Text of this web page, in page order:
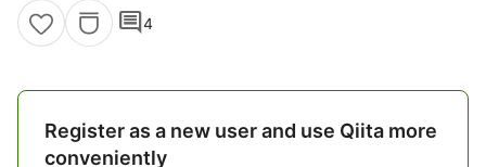
comment4
Register as a new user and use Qiita more
conveniently